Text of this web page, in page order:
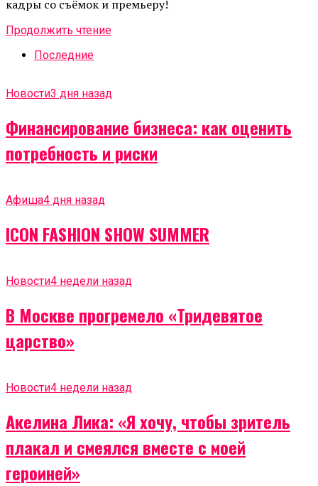
кадры со съёмок и премьеру!
Продолжить чтение
Последние
Новости3 дня назад
Финансирование бизнеса: как оценить
потребность и риски
Афиша4 дня назад
ICON FASHION SHOW SUMMER
Новости4 недели назад
В Москве прогремело «Тридевятое
царство»
Новости4 недели назад
Акелина Лика: «Я хочу, чтобы зритель
плакал и смеялся вместе с моей
героиней»